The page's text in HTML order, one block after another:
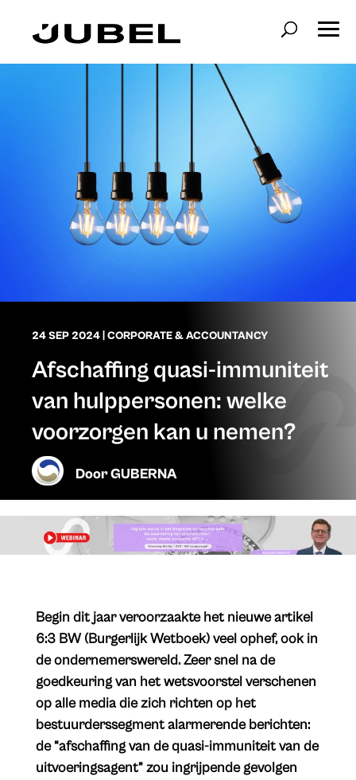
24 SEP 2024|CORPORATE & ACCOUNTANCY
Afschaffing quasi-immuniteit
van hulppersonen: welke
voorzorgen kan u nemen?
DoorGUBERNA
Begin dit jaar veroorzaakte het nieuwe artikel
6:3 BW (Burgerlijk Wetboek) veel ophef, ook in
de ondernemerswereld. Zeer snel na de
goedkeuring van het wetsvoorstel verschenen
op alle media die zich richten op het
bestuurderssegment alarmerende berichten:
de “afschaffing van de quasi-immuniteit van de
uitvoeringsagent” zou ingrijpende gevolgen